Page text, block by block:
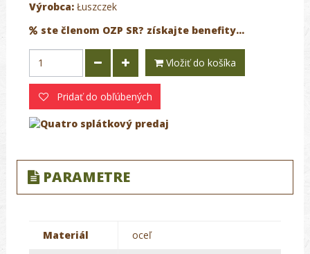
Výrobca: Łuszczek
ste členom OZP SR? získajte benefity...
Vložiť do košíka
Pridať do obľúbených
PARAMETRE
Materiál oceľ